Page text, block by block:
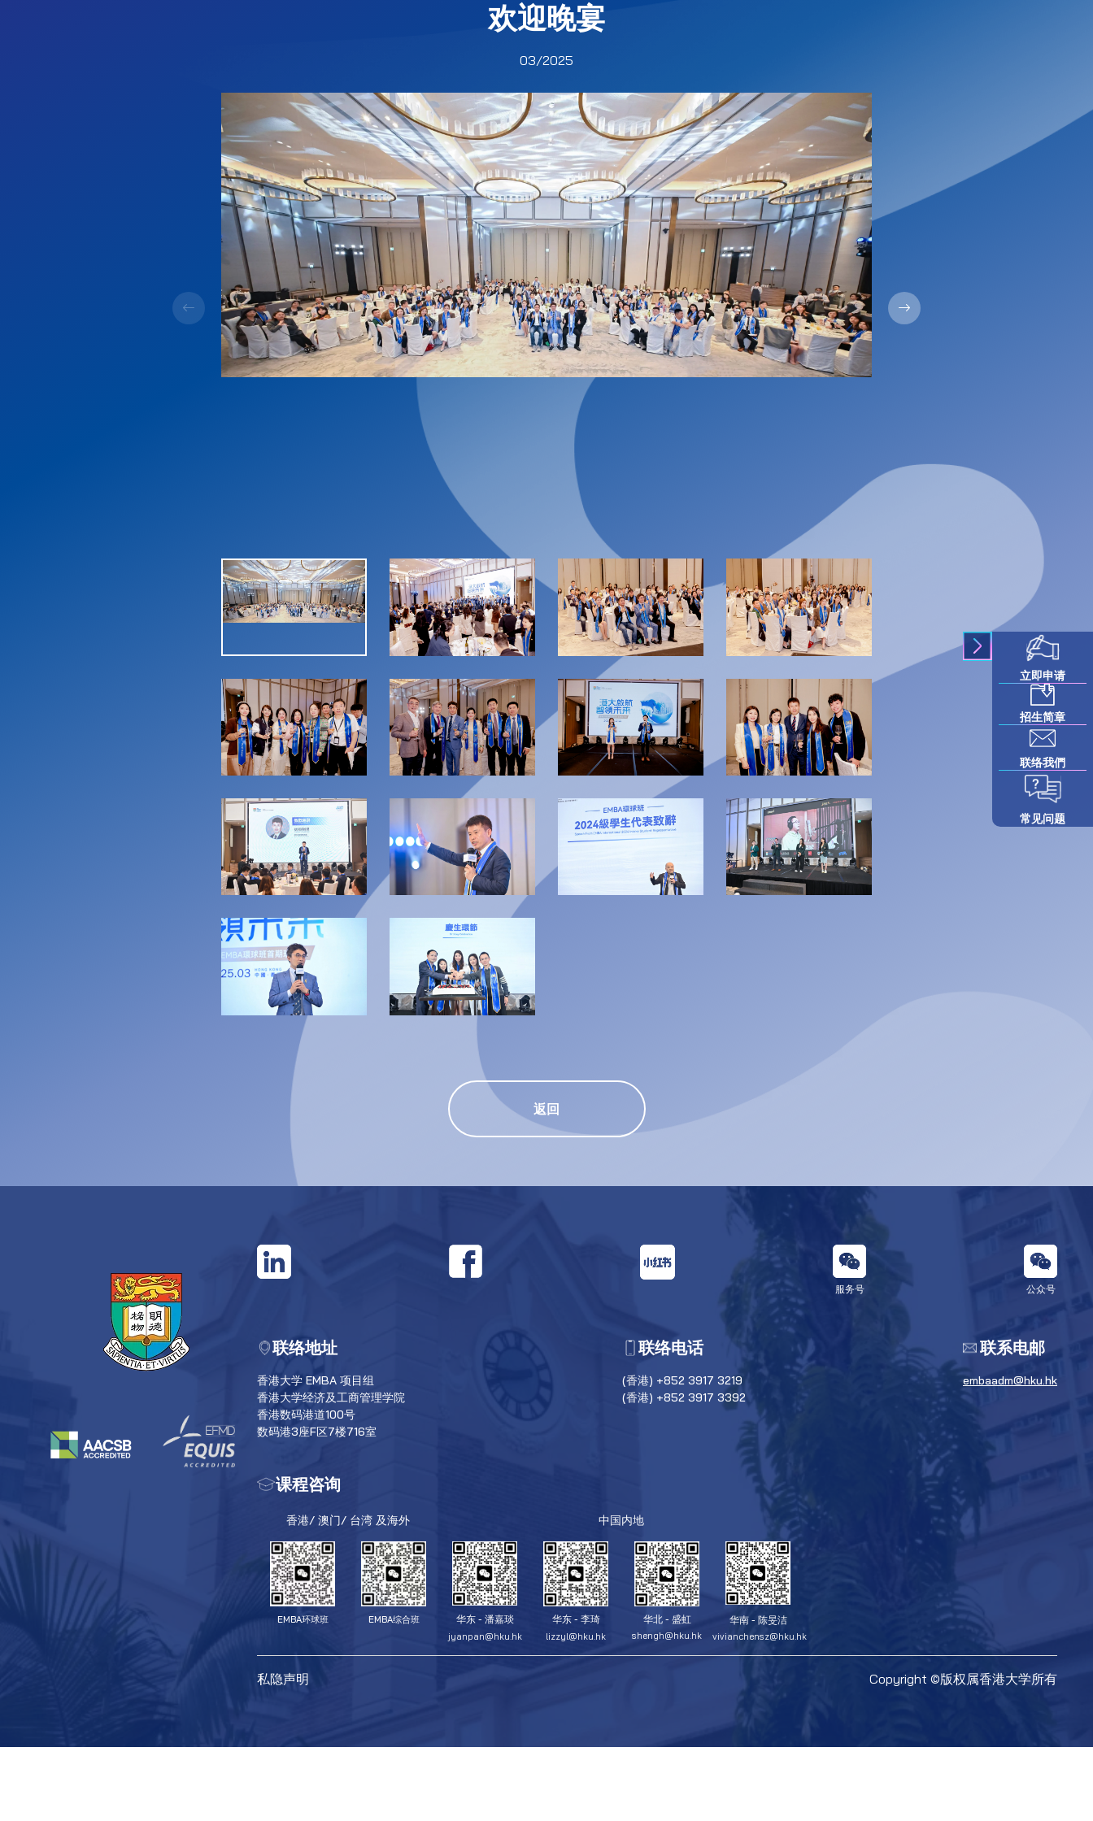
欢迎晚宴
03/2025
返回
服务号 公众号
联络地址
香港大学 EMBA 项目组
香港大学经济及工商管理学院
香港数码港道100号
数码港3座F区7楼716室
联络电话
(香港) +852 3917 3219
(香港) +852 3917 3392
联系电邮
embaadm@hku.hk
课程咨询
香港/ 澳门/ 台湾 及海外
EMBA环球班 EMBA综合班
中国内地
华东 - 潘嘉琰
jyanpan@hku.hk
华东 - 李琦
lizzyl@hku.hk
华北 - 盛虹
shengh@hku.hk
华南 - 陈旻洁
vivianchensz@hku.hk
私隐声明 Copyright ©版权属香港大学所有
立即申请
招生简章
联络我們
常见问题